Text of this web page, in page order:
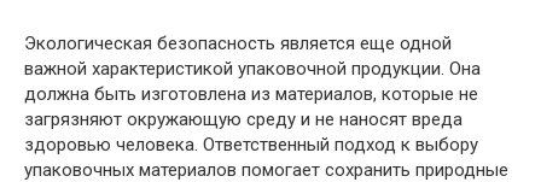
Экологическая безопасность является еще одной
важной характеристикой упаковочной продукции. Она
должна быть изготовлена из материалов, которые не
загрязняют окружающую среду и не наносят вреда
здоровью человека. Ответственный подход к выбору
упаковочных материалов помогает сохранить природные